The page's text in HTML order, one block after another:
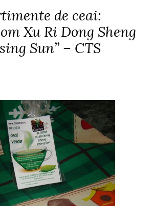
de ceai:
Xu Ri Dong Sheng
Sun” – CTS